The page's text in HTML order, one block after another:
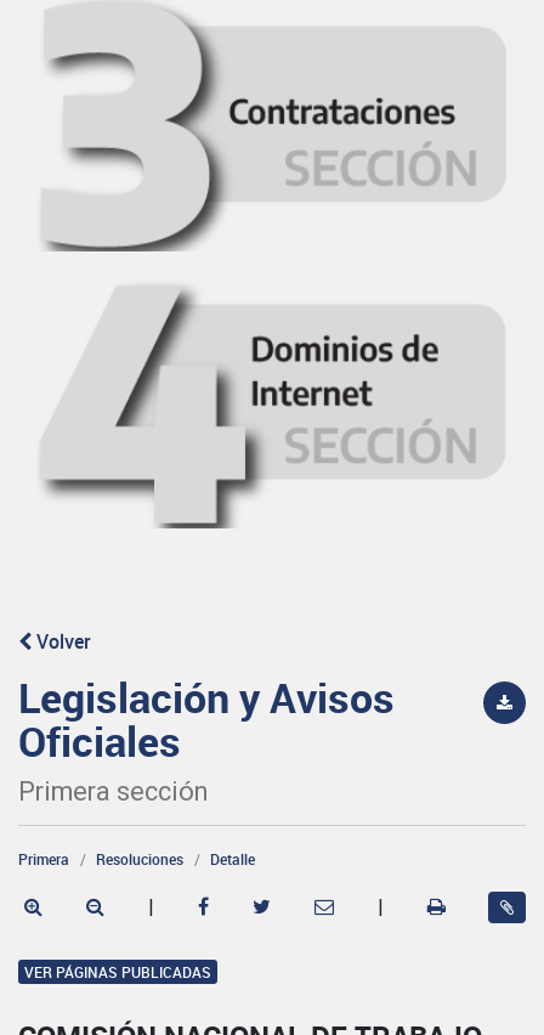
Volver
Legislación y Avisos
Oficiales
Primera sección
Primera Resoluciones Detalle
| |
VER PÁGINAS PUBLICADAS